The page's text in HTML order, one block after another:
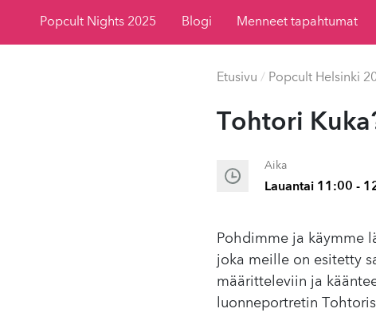
Popcult Nights 2025 Blogi Menneet tapahtumat
Etusivu / Popcult Helsinki
Tohtori
Aika
Lauantai 11:00 -
Pohdimme ja käymme
joka meille on esitetty
määritteleviin ja
luonneportretin